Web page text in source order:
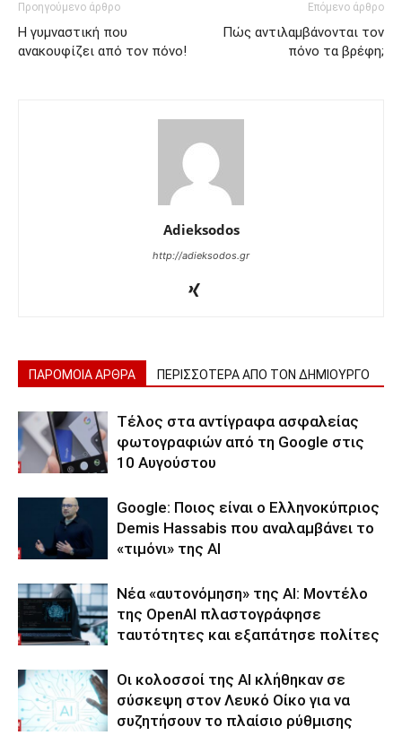
Προηγούμενο άρθρο
Η γυμναστική που
ανακουφίζει από τον πόνο!
Επόμενο άρθρο
Πώς αντιλαμβάνονται τον
πόνο τα βρέφη;
Adieksodos
http://adieksodos.gr
ΠΑΡΟΜΟΙΑ ΑΡΘΡΑ ΠΕΡΙΣΣΟΤΕΡΑ ΑΠΟ ΤΟΝ ΔΗΜΙΟΥΡΓΟ
Τέλος στα αντίγραφα ασφαλείας
φωτογραφιών από τη Google στις
10 Αυγούστου
Google: Ποιος είναι ο Ελληνοκύπριος
Demis Hassabis που αναλαμβάνει το
«τιμόνι» της ΑΙ
Νέα «αυτονόμηση» της AI: Μοντέλο
της OpenAI πλαστογράφησε
ταυτότητες και εξαπάτησε πολίτες
Οι κολοσσοί της ΑΙ κλήθηκαν σε
σύσκεψη στον Λευκό Οίκο για να
συζητήσουν το πλαίσιο ρύθμισης